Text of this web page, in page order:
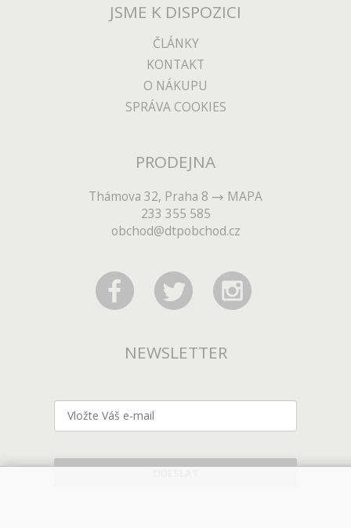
JSME K DISPOZICI
ČLÁNKY
KONTAKT
O NÁKUPU
SPRÁVA COOKIES
PRODEJNA
Thámova 32, Praha 8
MAPA
233 355 585
obchod@dtpobchod.cz
NEWSLETTER